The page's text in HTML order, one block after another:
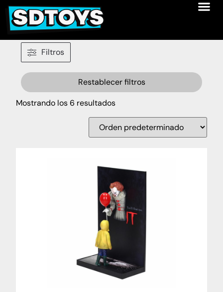
Filtros
Restablecer filtros
Mostrando los 6 resultados